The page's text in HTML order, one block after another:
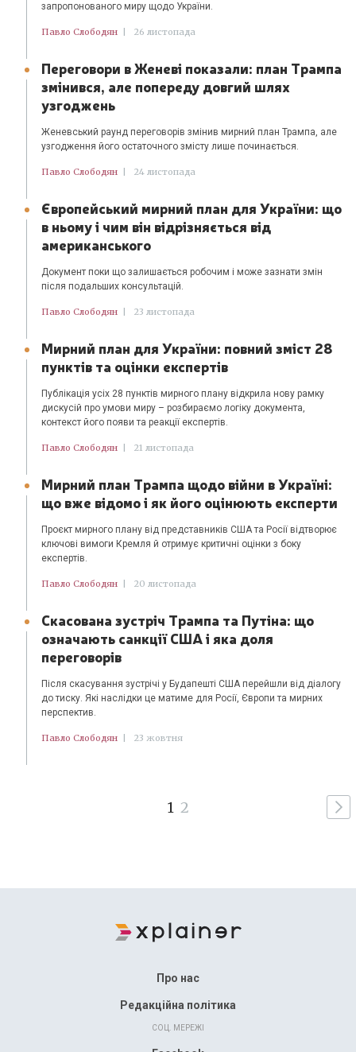
запропонованого миру щодо України.
Павло Слободян 26 листопада
Переговори в Женеві показали: план Трампа
змінився, але попереду довгий шлях
узгоджень
Женевський раунд переговорів змінив мирний план Трампа, але
узгодження його остаточного змісту лише починається.
Павло Слободян 24 листопада
Європейський мирний план для України: що
в ньому і чим він відрізняється від
американського
Документ поки що залишається робочим і може зазнати змін
після подальших консультацій.
Павло Слободян 23 листопада
Мирний план для України: повний зміст 28
пунктів та оцінки експертів
Публікація усіх 28 пунктів мирного плану відкрила нову рамку
дискусій про умови миру – розбираємо логіку документа,
контекст його появи та реакції експертів.
Павло Слободян 21 листопада
Мирний план Трампа щодо війни в Україні:
що вже відомо і як його оцінюють експерти
Проєкт мирного плану від представників США та Росії відтворює
ключові вимоги Кремля й отримує критичні оцінки з боку
експертів.
Павло Слободян 20 листопада
Скасована зустріч Трампа та Путіна: що
означають санкції США і яка доля
переговорів
Після скасування зустрічі у Будапешті США перейшли від діалогу
до тиску. Які наслідки це матиме для Росії, Європи та мирних
перспектив.
Павло Слободян 23 жовтня
1 2
Про нас
Редакційна політика
СОЦ. МЕРЕЖІ